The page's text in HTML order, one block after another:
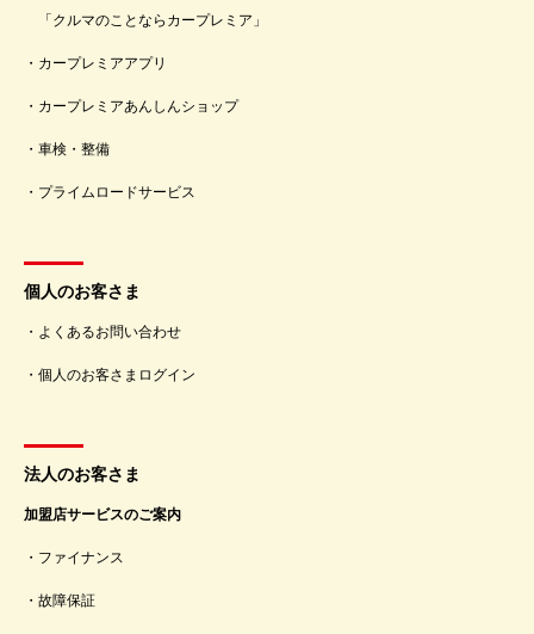
「クルマのことならカープレミア」
カープレミアアプリ
カープレミアあんしんショップ
車検・整備
プライムロードサービス
個人のお客さま
よくあるお問い合わせ
個人のお客さまログイン
法人のお客さま
加盟店サービスのご案内
ファイナンス
故障保証